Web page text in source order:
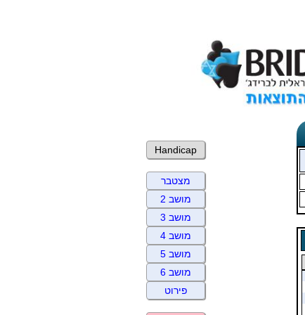
Handicap
מצטבר
מושב 2
מושב 3
מושב 4
מושב 5
מושב 6
פירוט